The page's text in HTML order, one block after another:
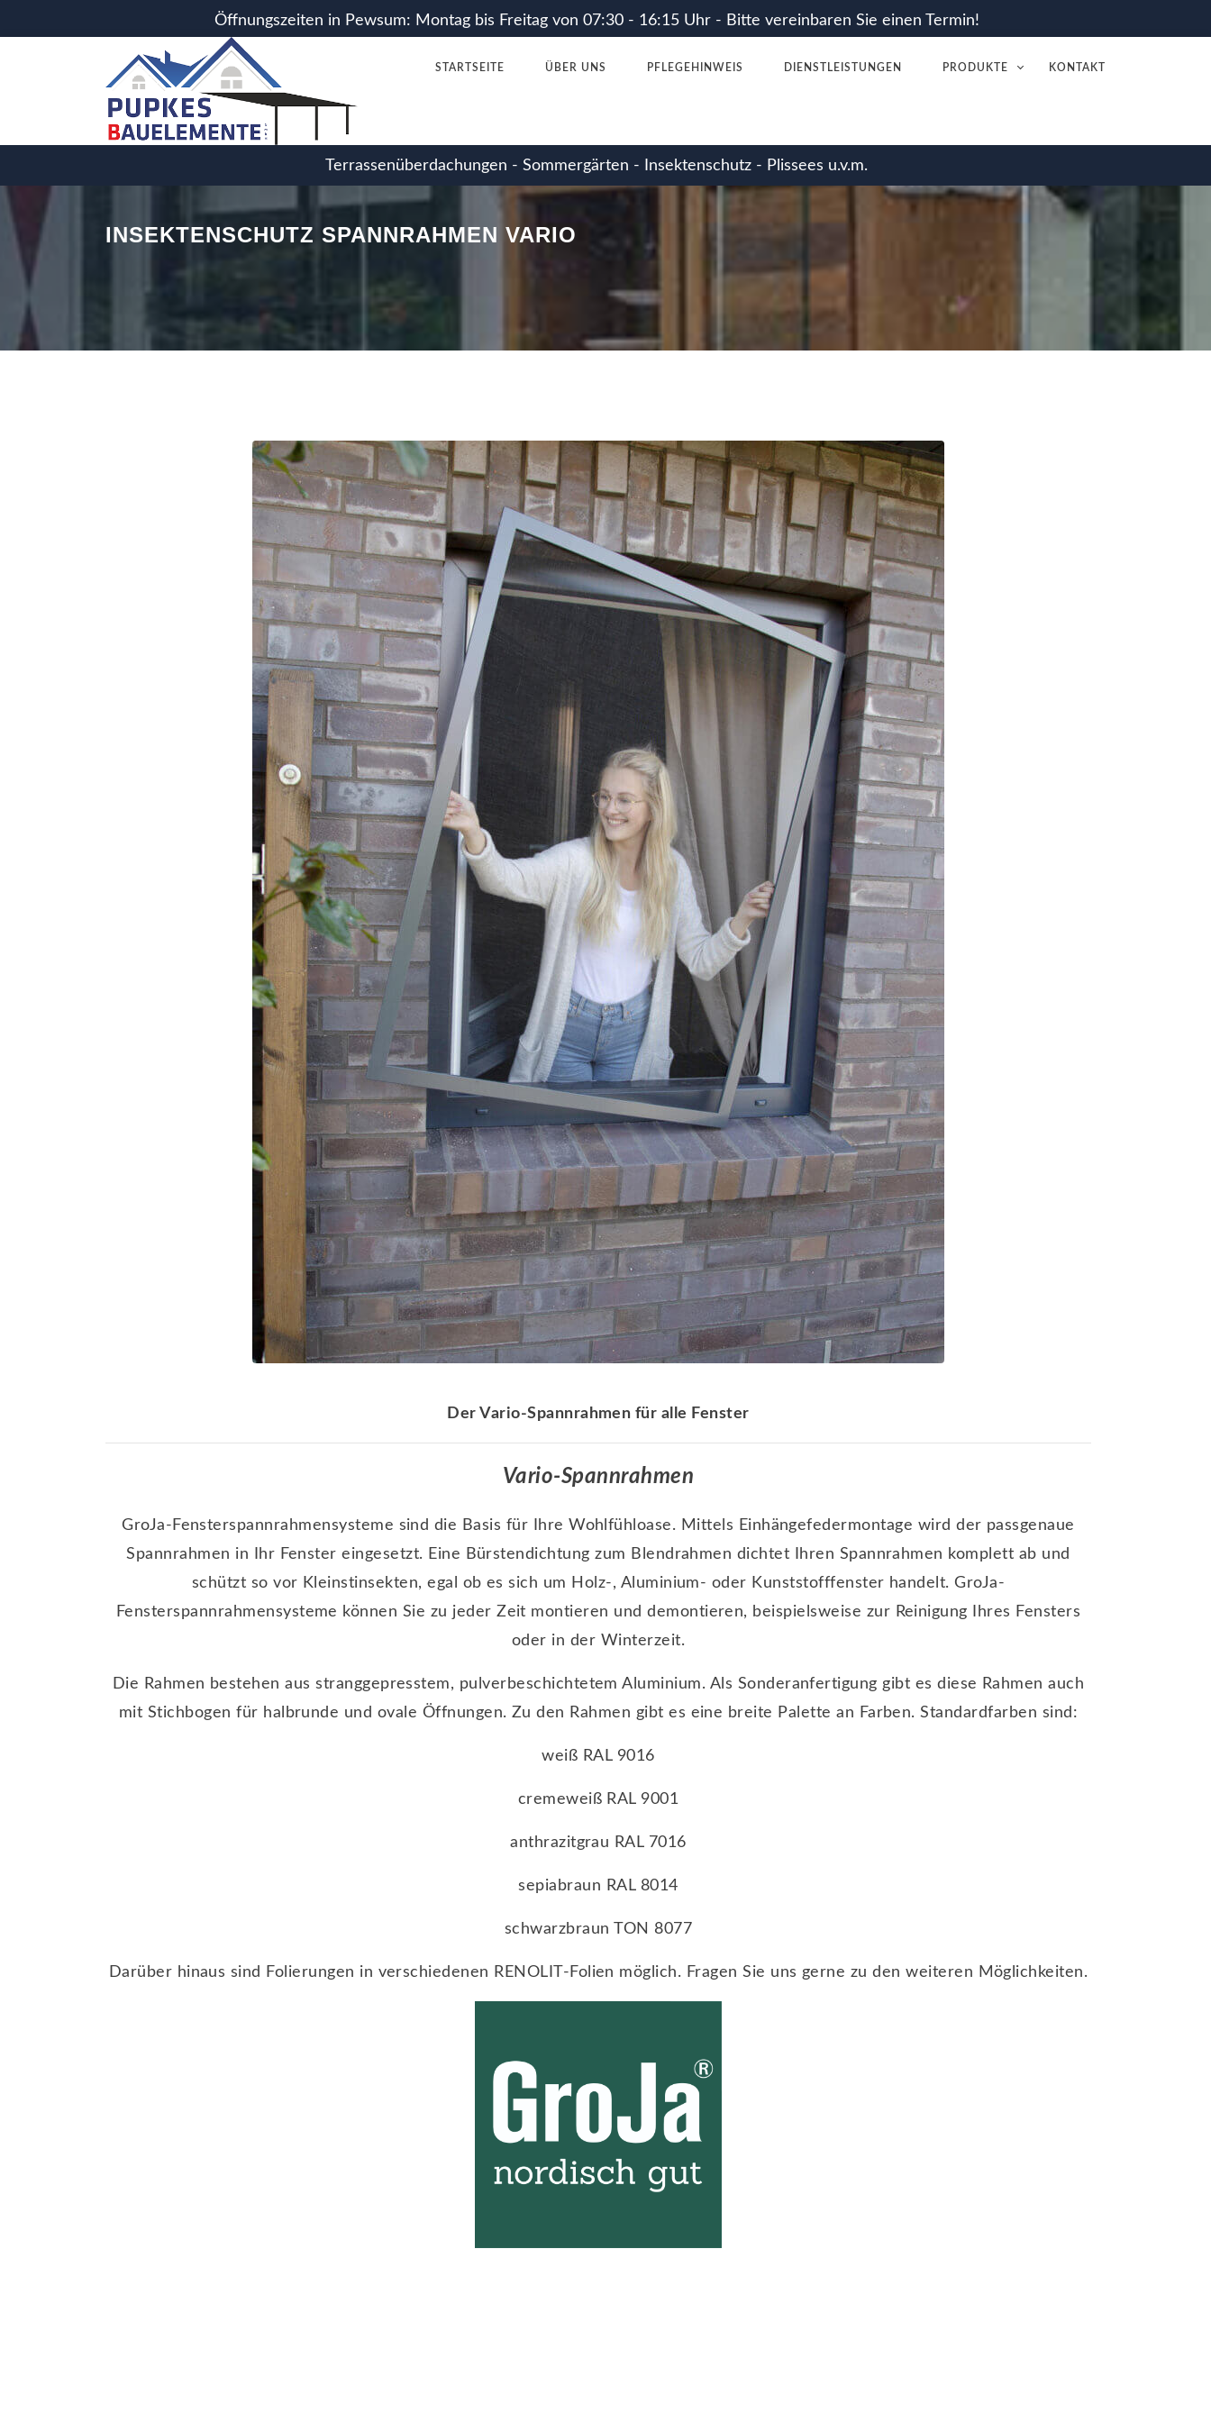
Öffnungszeiten in Pewsum: Montag bis Freitag von 07:30 - 16:15 Uhr - Bitte vereinbaren Sie einen Termin!
STARTSEITE ÜBER UNS PFLEGEHINWEIS DIENSTLEISTUNGEN PRODUKTE KONTAKT
Terrassenüberdachungen - Sommergärten - Insektenschutz - Plissees u.v.m.
array(1) { ["site"]=> string(43) "details-29-Insektenschutz_Spannrahmen_Vario" }
INSEKTENSCHUTZ SPANNRAHMEN VARIO
Der Vario-Spannrahmen für alle Fenster
Vario-Spannrahmen
GroJa-Fensterspannrahmensysteme sind die Basis für Ihre Wohlfühloase. Mittels Einhängefedermontage wird der passgenaue
Spannrahmen in Ihr Fenster eingesetzt. Eine Bürstendichtung zum Blendrahmen dichtet Ihren Spannrahmen komplett ab und
schützt so vor Kleinstinsekten, egal ob es sich um Holz-, Aluminium- oder Kunststofffenster handelt. GroJa-
Fensterspannrahmensysteme können Sie zu jeder Zeit montieren und demontieren, beispielsweise zur Reinigung Ihres Fensters
oder in der Winterzeit.
Die Rahmen bestehen aus stranggepresstem, pulverbeschichtetem Aluminium. Als Sonderanfertigung gibt es diese Rahmen auch
mit Stichbogen für halbrunde und ovale Öffnungen. Zu den Rahmen gibt es eine breite Palette an Farben. Standardfarben sind:
weiß RAL 9016
cremeweiß RAL 9001
anthrazitgrau RAL 7016
sepiabraun RAL 8014
schwarzbraun TON 8077
Darüber hinaus sind Folierungen in verschiedenen RENOLIT-Folien möglich. Fragen Sie uns gerne zu den weiteren Möglichkeiten.